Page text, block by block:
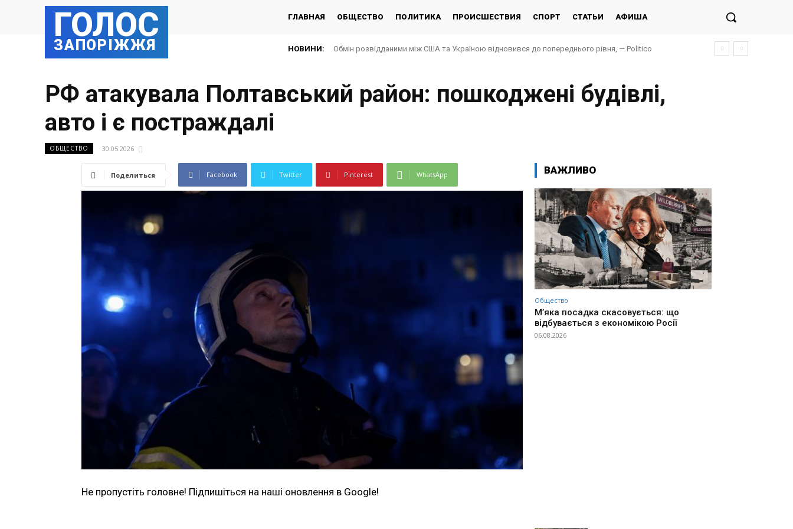
ГОЛОС
ЗАПОРІЖЖЯ
ГЛАВНАЯ ОБЩЕСТВО ПОЛИТИКА ПРОИСШЕСТВИЯ СПОРТ СТАТЬИ АФИША
НОВИНИ: Обмін розвідданими між США та Україною відновився до попереднього рівня, — Politico
РФ атакувала Полтавський район: пошкоджені будівлі,
авто і є постраждалі
ОБЩЕСТВО 30.05.2026
Поделиться Facebook Twitter Pinterest WhatsApp
Не пропустіть головне! Підпишіться на наші оновлення в Google!
ВАЖЛИВО
Общество
М’яка посадка скасовується: що
відбувається з економікою Росії
06.08.2026